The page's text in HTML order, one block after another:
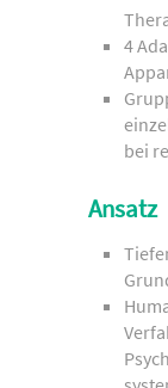
4
bei
Ansatz